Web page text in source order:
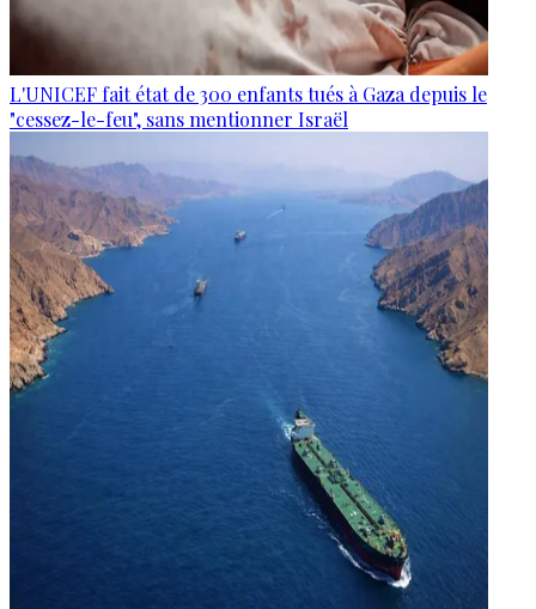
L'UNICEF fait état de 300 enfants tués à Gaza depuis le
"cessez-le-feu", sans mentionner Israël